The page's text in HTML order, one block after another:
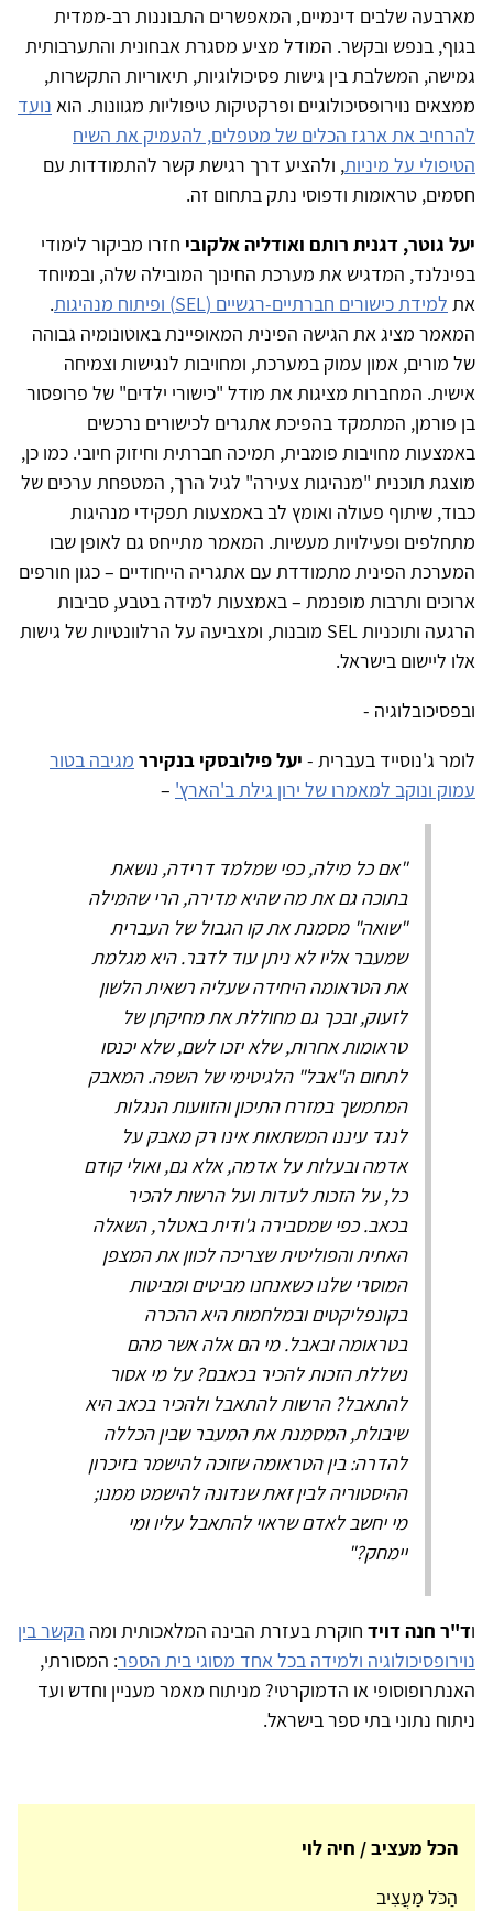
מארבעה שלבים דינמיים, המאפשרים התבוננות רב-ממדית
בגוף, בנפש ובקשר. המודל מציע מסגרת אבחונית והתערבותית
גמישה, המשלבת בין גישות פסיכולוגיות, תיאוריות התקשרות,
ממצאים נוירופסיכולוגיים ופרקטיקות טיפוליות מגוונות. הוא נועד
להרחיב את ארגז הכלים של מטפלים, להעמיק את השיח
הטיפולי על מיניות, ולהציע דרך רגישת קשר להתמודדות עם
חסמים, טראומות ודפוסי נתק בתחום זה.
יעל גוטר, דגנית רותם ואודליה אלקובי חזרו מביקור לימודי
בפינלנד, המדגיש את מערכת החינוך המובילה שלה, ובמיוחד
את למידת כישורים חברתיים-רגשיים (SEL) ופיתוח מנהיגות
.
המאמר מציג את הגישה הפינית המאופיינת באוטונומיה גבוהה
של מורים, אמון עמוק במערכת, ומחויבות לנגישות וצמיחה
אישית. המחברות מציגות את מודל "כישורי ילדים" של פרופסור
בן פורמן, המתמקד בהפיכת אתגרים לכישורים נרכשים
באמצעות מחויבות פומבית, תמיכה חברתית וחיזוק חיובי. כמו כן,
מוצגת תוכנית "מנהיגות צעירה" לגיל הרך, המטפחת ערכים של
כבוד, שיתוף פעולה ואומץ לב באמצעות תפקידי מנהיגות
מתחלפים ופעילויות מעשיות. המאמר מתייחס גם לאופן שבו
המערכת הפינית מתמודדת עם אתגריה הייחודיים – כגון חורפים
ארוכים ותרבות מופנמת – באמצעות למידה בטבע, סביבות
הרגעה ותוכניות SEL מובנות, ומצביעה על הרלוונטיות של גישות
אלו ליישום בישראל.
ובפסיכובלוגיה -
לומר ג'נוסייד בעברית - יעל פילובסקי בנקירר מגיבה בטור
עמוק ונוקב למאמרו של ירון גילת ב'הארץ' –
"אם כל מילה, כפי שמלמד דרידה, נושאת
בתוכה גם את מה שהיא מדירה, הרי שהמילה
"שואה" מסמנת את קו הגבול של העברית
שמעבר אליו לא ניתן עוד לדבר. היא מגלמת
את הטראומה היחידה שעליה רשאית הלשון
לזעוק, ובכך גם מחוללת את מחיקתן של
טראומות אחרות, שלא יזכו לשם, שלא יכנסו
לתחום ה"אבל" הלגיטימי של השפה. המאבק
המתמשך במזרח התיכון והזוועות הנגלות
לנגד עיננו המשתאות אינו רק מאבק על
אדמה ובעלות על אדמה, אלא גם, ואולי קודם
כל, על הזכות לעדות ועל הרשות להכיר
בכאב. כפי שמסבירה ג'ודית באטלר, השאלה
האתית והפוליטית שצריכה לכוון את המצפן
המוסרי שלנו כשאנחנו מביטים ומביטות
בקונפליקטים ובמלחמות היא ההכרה
בטראומה ובאבל. מי הם אלה אשר מהם
נשללת הזכות להכיר בכאבם? על מי אסור
להתאבל? הרשות להתאבל ולהכיר בכאב היא
שיבולת, המסמנת את המעבר שבין הכללה
להדרה: בין הטראומה שזוכה להישמר בזיכרון
ההיסטוריה לבין זאת שנדונה להישמט ממנו;
מי יחשב לאדם שראוי להתאבל עליו ומי
יימחק?"
וד"ר חנה דויד חוקרת בעזרת הבינה המלאכותית ומה הקשר בין
נוירופסיכולוגיה ולמידה בכל אחד מסוגי בית הספר: המסורתי,
האנתרופוסופי או הדמוקרטי? מניתוח מאמר מעניין וחדש ועד
ניתוח נתוני בתי ספר בישראל.
הכל מעציב / חיה לוי
הַכֹּל מַעֲצִיב